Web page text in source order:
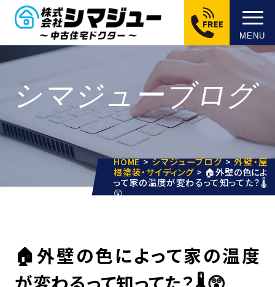
MENU
シマジューブログ
HOME>シマジューブログ>外壁・屋
根塗装・サイディング > 🏠外壁の色によ
って家の温度が変わるって知ってた？🌡️
😲
🏠外壁の色によって家の温度